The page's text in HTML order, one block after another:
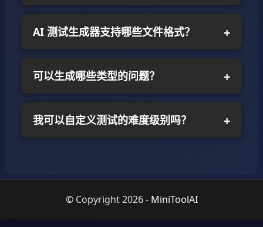
AI 测试生成器支持哪些文件格式？
可以生成哪些类型的问题？
我可以自定义测试的难度级别吗？
© Copyright2026- MiniToolAI